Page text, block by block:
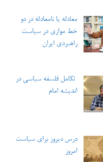
معادله یا نامعادله در دو
خط موازی در سیاست
راهبردی ایران
تکامل فلسفه سیاسی در
اندیشه امام
درس دیروز برای سیاست
امروز